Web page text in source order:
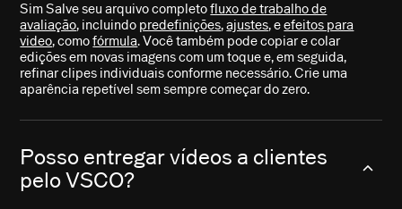
Sim Salve seu arquivo completofluxo de trabalho de
avaliação, incluindo predefinições,ajustes, eefeitos para
video, comofórmula. Você também pode copiar e colar
edições em novas imagens com um toque e, em seguida,
refinar clipes individuais conforme necessário. Crie uma
aparência repetível sem sempre começar do zero.
Posso entregar vídeos a clientes
pelo VSCO?